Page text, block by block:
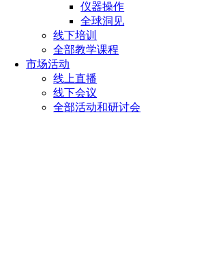
仪器操作
全球洞见
线下培训
全部教学课程
市场活动
线上直播
线下会议
全部活动和研讨会